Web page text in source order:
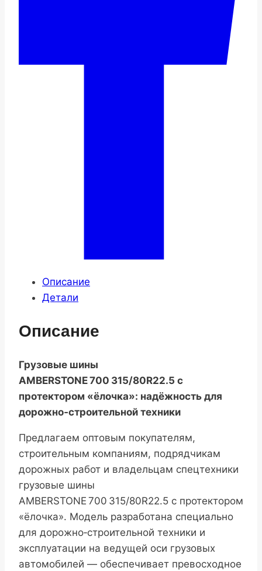
Описание
Детали
Описание
Грузовые шины
AMBERSTONE 700 315/80R22.5 с
протектором «ёлочка»: надёжность для
дорожно‑строительной техники
Предлагаем оптовым покупателям,
строительным компаниям, подрядчикам
дорожных работ и владельцам спецтехники
грузовые шины
AMBERSTONE 700 315/80R22.5 с протектором
«ёлочка». Модель разработана специально
для дорожно‑строительной техники и
эксплуатации на ведущей оси грузовых
автомобилей — обеспечивает превосходное